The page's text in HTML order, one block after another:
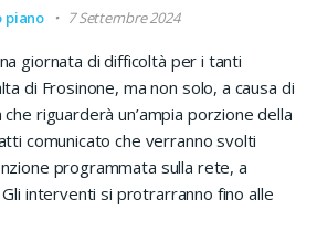
piano 7 Settembre 2024
giornata di difficoltà per i tanti
di Frosinone, ma non solo, a causa di
riguarderà un’ampia porzione della
comunicato che verranno svolti
programmata sulla rete, a
interventi si protrarranno fino alle